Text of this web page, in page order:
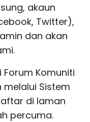
akaun
Twitter),
dan akan
Komuniti
Sistem
di laman
percuma.